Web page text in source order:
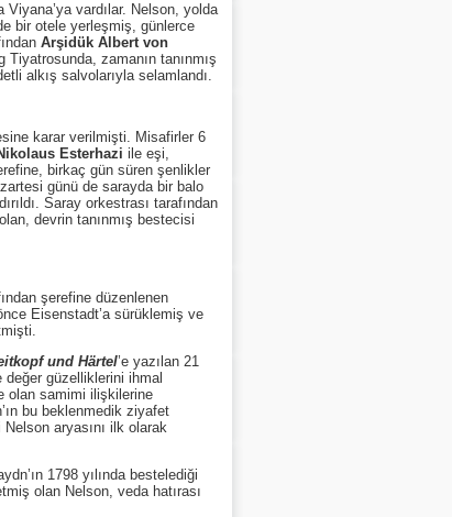
vardılar. Nelson, yolda
bir otele yerleşmiş, günlerce
Arşidük Albert von
zamanın tanınmış
alkış salvolarıyla selamlandı.
karar verilmişti. Misafirler 6
Esterhazi ile eşi,
birkaç gün süren şenlikler
günü de sarayda bir balo
Saray orkestrası tarafından
devrin tanınmış bestecisi
şerefine düzenlenen
Eisenstadt’a sürüklemiş ve
und Härtel’e yazılan 21
değer güzelliklerini ihmal
olan samimi ilişkilerine
bu beklenmedik ziyafet
aryasını ilk olarak
1798 yılında bestelediği
olan Nelson, veda hatırası